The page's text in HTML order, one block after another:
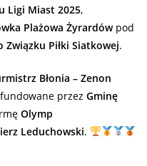
Ligi Miast 2025,
Plażowa Żyrardówpod
Związku Piłki Siatkowej.
Błonia – Zenon
przez Gminę
Olymp
Leduchowski.